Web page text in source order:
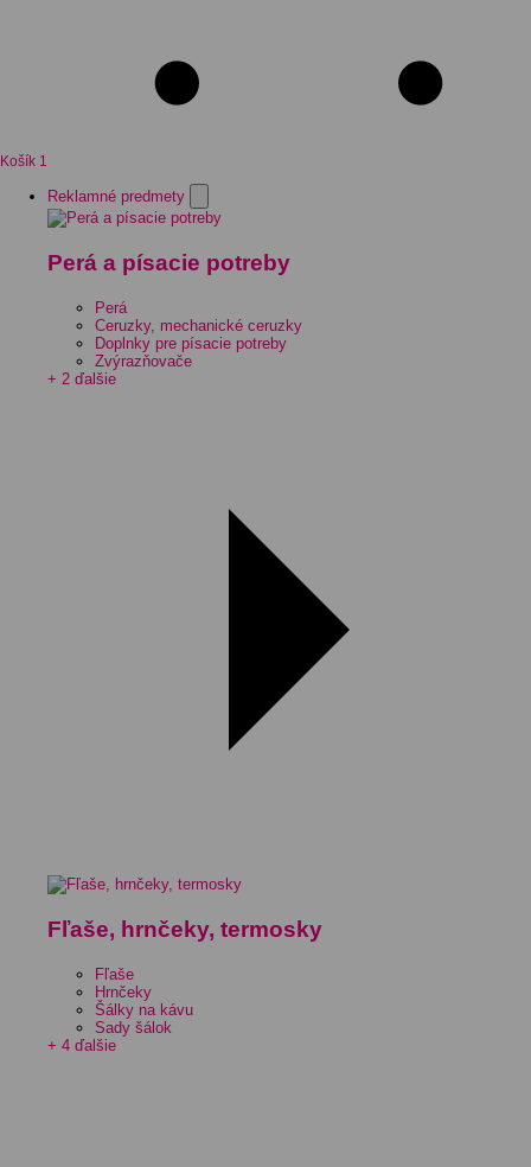
Košík 1
Reklamné predmety
Perá a písacie potreby
Perá
Ceruzky, mechanické ceruzky
Doplnky pre písacie potreby
Zvýrazňovače
+ 2 ďalšie
Fľaše, hrnčeky, termosky
Fľaše
Hrnčeky
Šálky na kávu
Sady šálok
+ 4 ďalšie